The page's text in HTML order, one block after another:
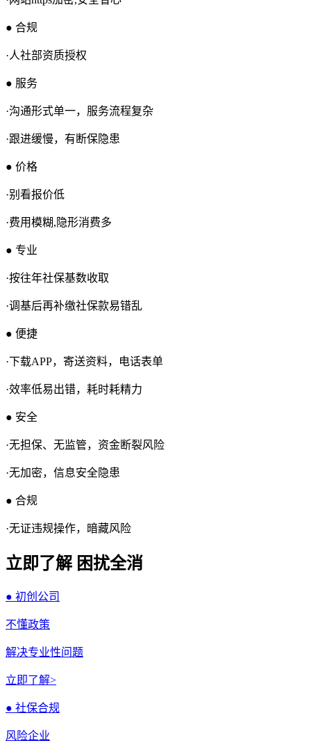
● 合规
·人社部资质授权
● 服务
·沟通形式单一，服务流程复杂
·跟进缓慢，有断保隐患
● 价格
·别看报价低
·费用模糊,隐形消费多
● 专业
·按往年社保基数收取
·调基后再补缴社保款易错乱
● 便捷
·下载APP，寄送资料，电话表单
·效率低易出错，耗时耗精力
● 安全
·无担保、无监管，资金断裂风险
·无加密，信息安全隐患
● 合规
·无证违规操作，暗藏风险
立即了解 困扰全消
● 初创公司
不懂政策
解决专业性问题
立即了解>
● 社保合规
风险企业